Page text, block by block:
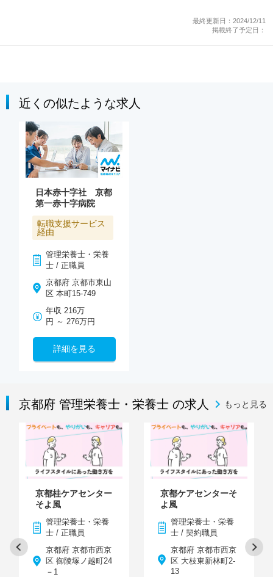
最終更新日：2024/12/11
掲載終了予定日：
近くの似たような求人
日本赤十字社 京都
第一赤十字病院
転職支援サービス
経由
管理栄養士・栄養
士 / 正職員
京都府 京都市東山
区 本町15-749
年収 216万
円 ～ 276万円
詳細を見る
京都府 管理栄養士・栄養士 の求人 もっと見る
京都桂ケアセンター
そよ風
管理栄養士・栄養
士 / 正職員
京都府 京都市西京
区 御陵塚ノ越町24
－1
京都ケアセンターそ
よ風
管理栄養士・栄養
士 / 契約職員
京都府 京都市西京
区 大枝東新林町2-
13